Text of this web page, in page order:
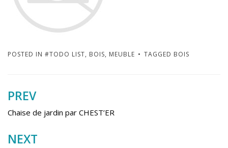
POSTED IN #TODO LIST, BOIS, MEUBLE TAGGED BOIS
Navigation
de
l’article
PREV
Chaise de jardin par CHEST’ER
NEXT